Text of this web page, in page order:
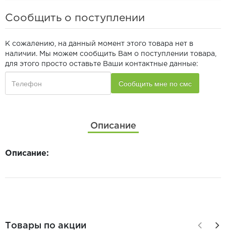
Сообщить о поступлении
К сожалению, на данный момент этого товара нет в
наличии. Мы можем сообщить Вам о поступлении товара,
для этого просто оставьте Ваши контактные данные:
Описание
Описание:
Товары по акции